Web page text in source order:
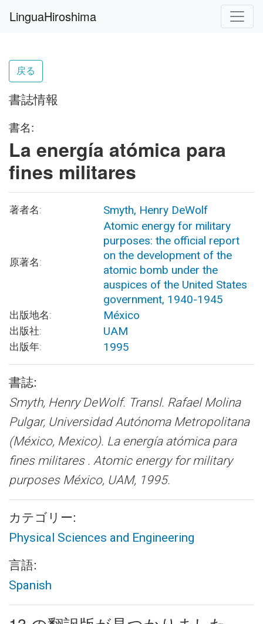
LinguaHiroshima
戻る
書誌情報
書名:
La energía atómica para
fines militares
著者名: Smyth, Henry DeWolf
原著名:
Atomic energy for military
purposes: the official report
on the development of the
atomic bomb under the
auspices of the United States
government, 1940-1945
出版地名: México
出版社: UAM
出版年: 1995
書誌:
Smyth, Henry DeWolf. Transl. Rafael Molina
Pulgar, Universidad Autónoma Metropolitana
(México, Mexico). La energía atómica para
fines militares . Atomic energy for military
purposes México, UAM, 1995.
カテゴリー:
Physical Sciences and Engineering
言語:
Spanish